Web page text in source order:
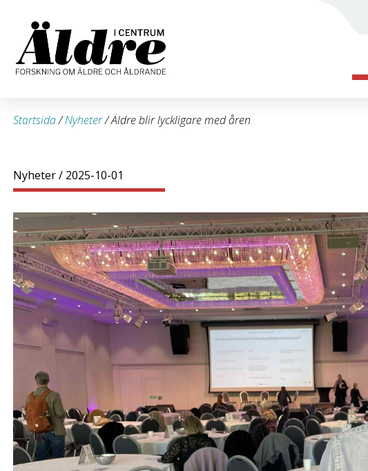
Startsida/Nyheter/Äldre blir lyckligare med åren
Nyheter/ 2025-10-01